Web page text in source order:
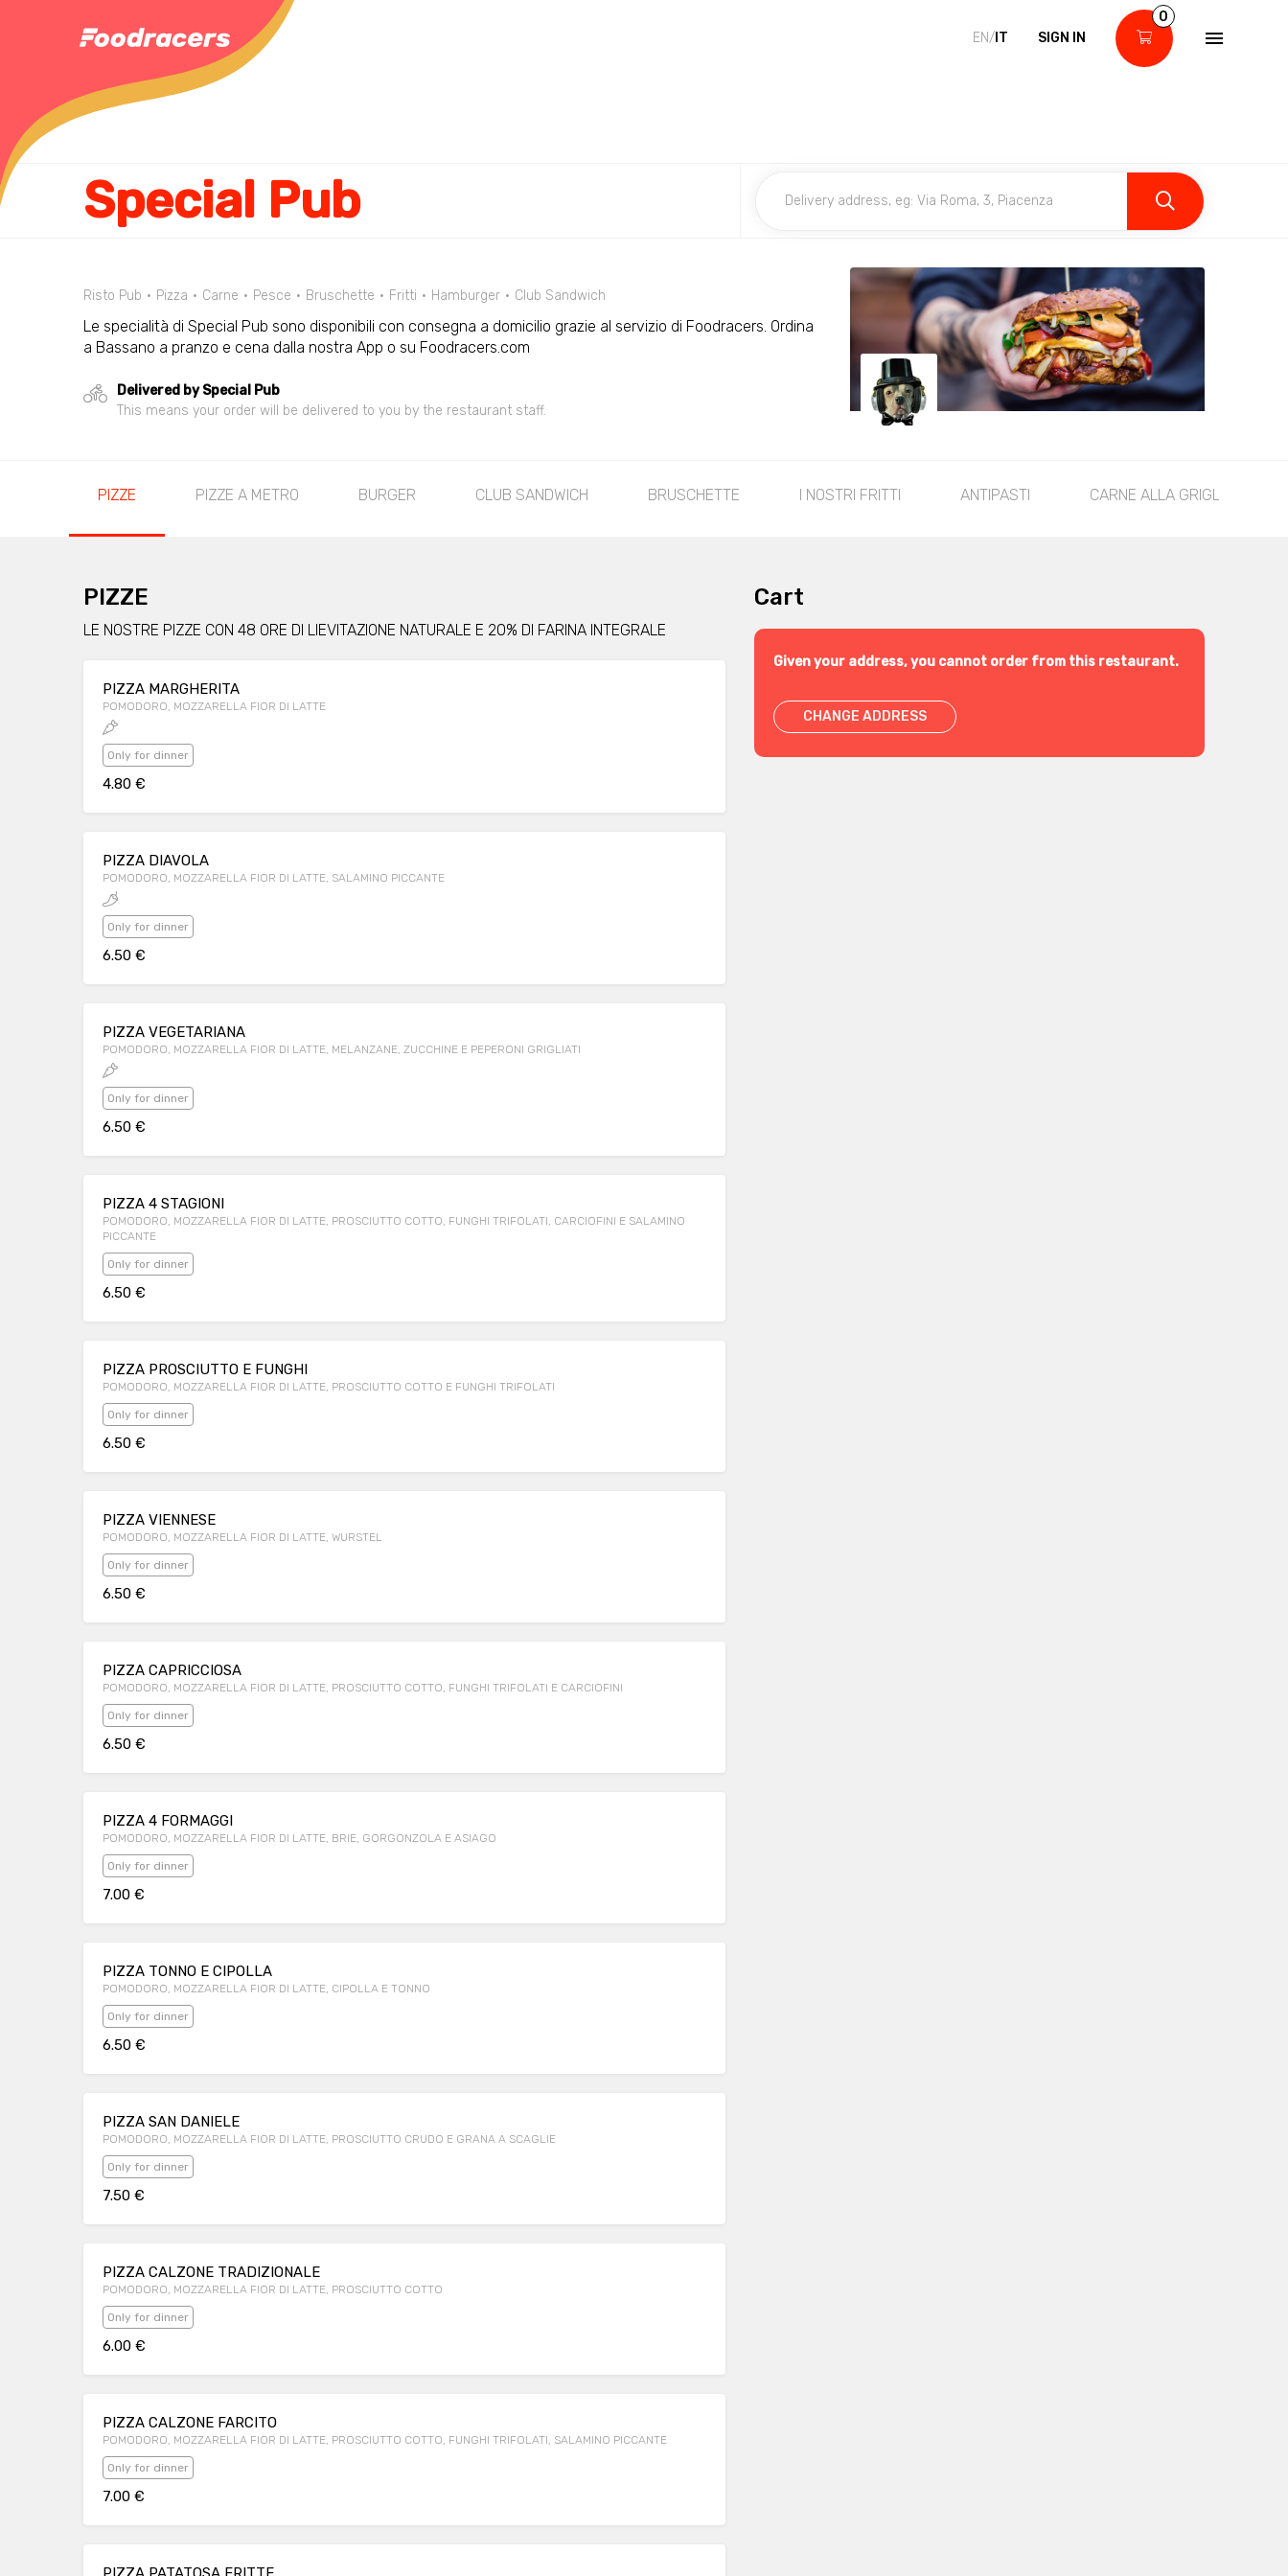
EN/ IT SIGN IN
0
Special Pub
Risto Pub Pizza Carne Pesce Bruschette Fritti Hamburger Club Sandwich
Le specialità di Special Pub sono disponibili con consegna a domicilio grazie al servizio di Foodracers. Ordina
a Bassano a pranzo e cena dalla nostra App o su Foodracers.com
Delivered by Special Pub
This means your order will be delivered to you by the restaurant staff.
PIZZE PIZZE A METRO BURGER CLUB SANDWICH BRUSCHETTE I NOSTRI FRITTI ANTIPASTI CARNE ALLA GRIGLIA
PIZZE
LE NOSTRE PIZZE CON 48 ORE DI LIEVITAZIONE NATURALE E 20% DI FARINA INTEGRALE
PIZZA MARGHERITA
POMODORO, MOZZARELLA FIOR DI LATTE
Only for dinner
4.80 €
PIZZA DIAVOLA
POMODORO, MOZZARELLA FIOR DI LATTE, SALAMINO PICCANTE
Only for dinner
6.50 €
PIZZA VEGETARIANA
POMODORO, MOZZARELLA FIOR DI LATTE, MELANZANE, ZUCCHINE E PEPERONI GRIGLIATI
Only for dinner
6.50 €
PIZZA 4 STAGIONI
POMODORO, MOZZARELLA FIOR DI LATTE, PROSCIUTTO COTTO, FUNGHI TRIFOLATI, CARCIOFINI E SALAMINO
PICCANTE
Only for dinner
6.50 €
PIZZA PROSCIUTTO E FUNGHI
POMODORO, MOZZARELLA FIOR DI LATTE, PROSCIUTTO COTTO E FUNGHI TRIFOLATI
Only for dinner
6.50 €
PIZZA VIENNESE
POMODORO, MOZZARELLA FIOR DI LATTE, WURSTEL
Only for dinner
6.50 €
PIZZA CAPRICCIOSA
POMODORO, MOZZARELLA FIOR DI LATTE, PROSCIUTTO COTTO, FUNGHI TRIFOLATI E CARCIOFINI
Only for dinner
6.50 €
PIZZA 4 FORMAGGI
POMODORO, MOZZARELLA FIOR DI LATTE, BRIE, GORGONZOLA E ASIAGO
Only for dinner
7.00 €
PIZZA TONNO E CIPOLLA
POMODORO, MOZZARELLA FIOR DI LATTE, CIPOLLA E TONNO
Only for dinner
6.50 €
PIZZA SAN DANIELE
POMODORO, MOZZARELLA FIOR DI LATTE, PROSCIUTTO CRUDO E GRANA A SCAGLIE
Only for dinner
7.50 €
PIZZA CALZONE TRADIZIONALE
POMODORO, MOZZARELLA FIOR DI LATTE, PROSCIUTTO COTTO
Only for dinner
6.00 €
PIZZA CALZONE FARCITO
POMODORO, MOZZARELLA FIOR DI LATTE, PROSCIUTTO COTTO, FUNGHI TRIFOLATI, SALAMINO PICCANTE
Only for dinner
7.00 €
Cart
Given your address, you cannot order from this restaurant.
CHANGE ADDRESS